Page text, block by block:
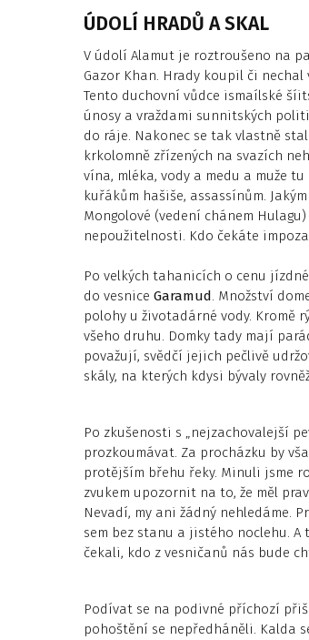
ÚDOLÍ HRADŮ A SKAL
V údolí Alamut je roztroušeno na
Gazor Khan. Hrady koupil či nechal
Tento duchovní vůdce ismaílské
únosy a vraždami sunnitských
do ráje. Nakonec se tak vlastně
krkolomně zřízených na svazích
vína, mléka, vody a medu a muže
kuřákům hašiše, assassínům.
Mongolové (vedení chánem
nepoužitelnosti. Kdo čekáte
Po velkých tahanicích o cenu
do vesnice Garamud. Množství
polohy u životadárné vody. Kromě
všeho druhu. Domky tady mají
považují, svědčí jejich pečlivě
skály, na kterých kdysi bývaly
Po zkušenosti s „nejzachovalejší
prozkoumávat. Za procházku by
protějším břehu řeky. Minuli jsme
zvukem upozornit na to, že měl
Nevadí, my ani žádný nehledáme.
sem bez stanu a jistého noclehu.
čekali, kdo z vesničanů nás bude
Podívat se na podivné příchozí
pohoštění se nepředháněli. Kalda